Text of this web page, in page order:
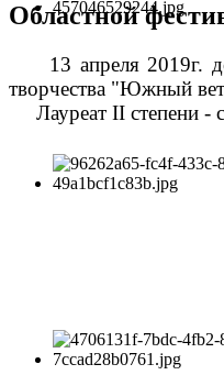
Областной
13 апреля 2019г.
творчества "Южный
Лауреат II степени -